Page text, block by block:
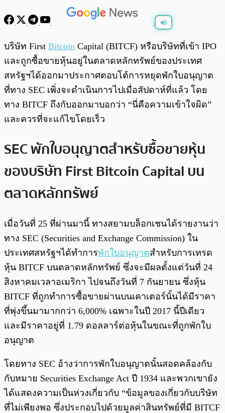
0:00/ 0:00
บริษัท First Bitcoin Capital (BITCF) หรือบริษัทที่เข้า IPO
และถูกซื้อขายหุ้นอยู่ในตลาดหลักทรัพย์ของประเทศ
สหรัฐฯได้ออกมาประกาศตอบโต้การหยุดพักใบอนุญาต
ที่ทาง SEC เพิ่งจะดำเนินการไปเมื่อสัปดาห์ที่แล้ว โดย
ทาง BITCF ถึงกับออกมาบอกว่า “นี่คือความเข้าใจผิด”
และควรที่จะแก้ไขโดยเร็ว
SEC พักใบอนุญาตสำหรับซื้อขายหุ้น
ของบริษัท First Bitcoin Capital บน
ตลาดหลักทรัพย์
เมื่อวันที่ 25 ที่ผ่านมานี้ ทางสยามบล็อกเชนได้รายงานว่า
ทาง SEC (Securities and Exchange Commission) ใน
ประเทศสหรัฐฯได้ทำการพักใบอนุญาตสำหรับการเทรด
หุ้น BITCF บนตลาดหลักทรัพย์ ซึ่งจะมีผลตั้งแต่วันที่ 24
สิงหาคมเวลาอเมริกา ไปจนถึงวันที่ 7 กันยายน ซึ่งหุ้น
BITCF ที่ถูกทำการซื้อขายผ่านบนเคาเตอร์นั้นได้มีราคา
ที่พุ่งขึ้นมามากกว่า 6,000% เฉพาะในปี 2017 นี้ปีเดียว
และมีราคาอยู่ที่ 1.79 ดอลลาร์ต่อหุ้นในขณะที่ถูกพักใบ
อนุญาต
โดยทาง SEC อ้างว่าการพักใบอนุญาตนั้นสอดคล้องกับ
กับหมาย Securities Exchange Act ปี 1934 และพวกเขายัง
ได้แสดงความเป็นห่วงเกี่ยวกับ “ข้อมูลของเกี่ยวกับบริษัท
ที่ไม่เพียงพอ ซึ่งประกอบไปด้วยมูลค่าสินทรัพย์ที่มี BITCF